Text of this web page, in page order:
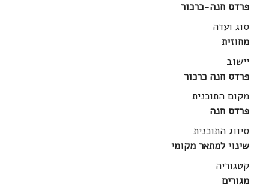
פרדס חנה-כרכור
סוג ועדה
מחוזית
יישוב
פרדס חנה כרכור
מקום התוכנית
פרדס חנה
סיווג התוכנית
שינוי למתאר מקומי
קטגוריה
מגורים